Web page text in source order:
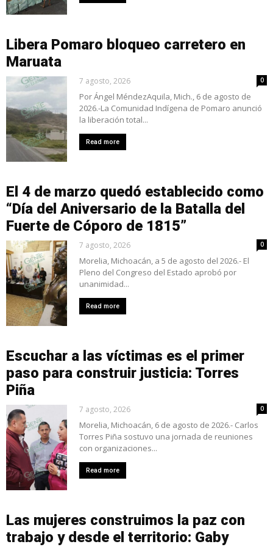
Libera Pomaro bloqueo carretero en
Maruata
7 agosto, 2026 0
Por Ángel MéndezAquila, Mich., 6 de agosto de
2026.-La Comunidad Indígena de Pomaro anunció
la liberación total...
Read more
El 4 de marzo quedó establecido como
“Día del Aniversario de la Batalla del
Fuerte de Cóporo de 1815”
7 agosto, 2026 0
Morelia, Michoacán, a 5 de agosto del 2026.- El
Pleno del Congreso del Estado aprobó por
unanimidad...
Read more
Escuchar a las víctimas es el primer
paso para construir justicia: Torres
Piña
7 agosto, 2026 0
Morelia, Michoacán, 6 de agosto de 2026.- Carlos
Torres Piña sostuvo una jornada de reuniones
con organizaciones...
Read more
Las mujeres construimos la paz con
trabajo y desde el territorio: Gaby